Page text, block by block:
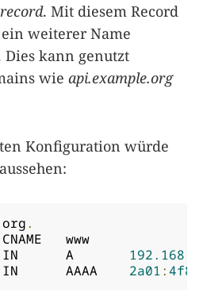
. Mit diesem Record
weiterer Name
kann genutzt
wie api.example.org
Konfiguration würde
org.
192.168
2a01:4f8